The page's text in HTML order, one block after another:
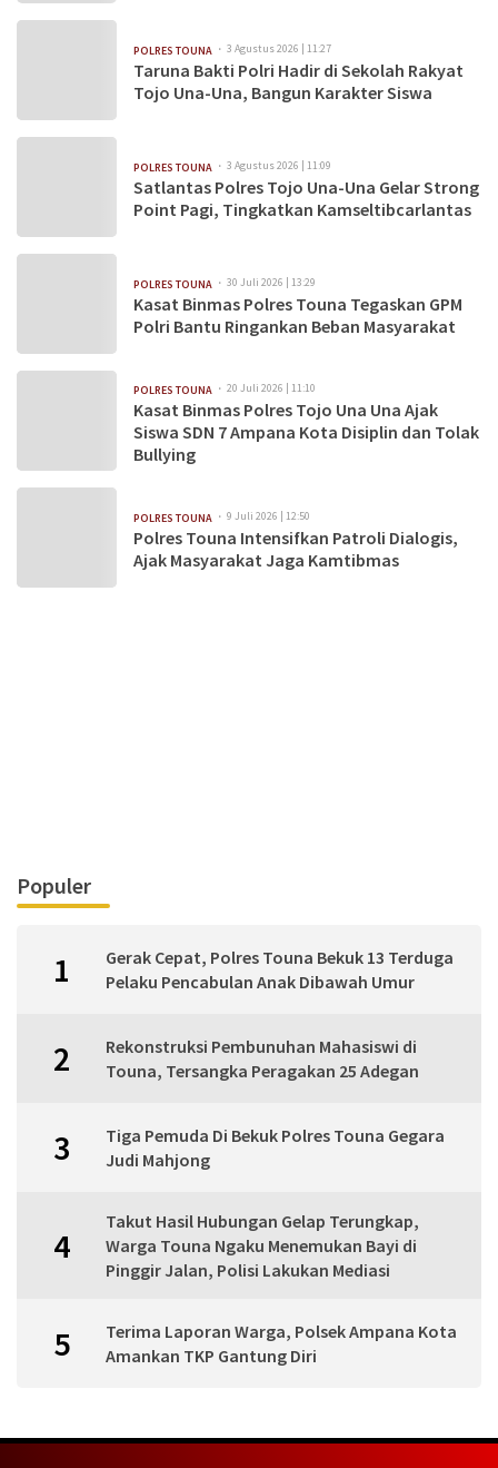
POLRES TOUNA 3 Agustus 2026 | 11:27
Taruna Bakti Polri Hadir di Sekolah Rakyat
Tojo Una-Una, Bangun Karakter Siswa
POLRES TOUNA 3 Agustus 2026 | 11:09
Satlantas Polres Tojo Una-Una Gelar Strong
Point Pagi, Tingkatkan Kamseltibcarlantas
POLRES TOUNA 30 Juli 2026 | 13:29
Kasat Binmas Polres Touna Tegaskan GPM
Polri Bantu Ringankan Beban Masyarakat
POLRES TOUNA 20 Juli 2026 | 11:10
Kasat Binmas Polres Tojo Una Una Ajak
Siswa SDN 7 Ampana Kota Disiplin dan Tolak
Bullying
POLRES TOUNA 9 Juli 2026 | 12:50
Polres Touna Intensifkan Patroli Dialogis,
Ajak Masyarakat Jaga Kamtibmas
Populer
1
Gerak Cepat, Polres Touna Bekuk 13 Terduga
Pelaku Pencabulan Anak Dibawah Umur
2
Rekonstruksi Pembunuhan Mahasiswi di
Touna, Tersangka Peragakan 25 Adegan
3
Tiga Pemuda Di Bekuk Polres Touna Gegara
Judi Mahjong
4
Takut Hasil Hubungan Gelap Terungkap,
Warga Touna Ngaku Menemukan Bayi di
Pinggir Jalan, Polisi Lakukan Mediasi
5
Terima Laporan Warga, Polsek Ampana Kota
Amankan TKP Gantung Diri